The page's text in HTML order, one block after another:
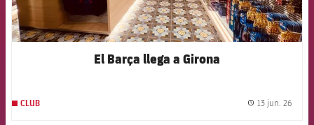
El Barça llega a Girona
CLUB 13 jun. 26